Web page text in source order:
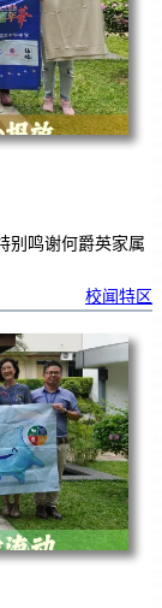
别鸣谢何爵英家属
校闻特区